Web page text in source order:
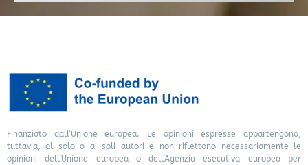
Finanziato dall’Unione europea. Le opinioni espresse appartengono,
tuttavia, al solo o ai soli autori e non riflettono necessariamente le
opinioni dell’Unione europea o dell’Agenzia esecutiva europea per